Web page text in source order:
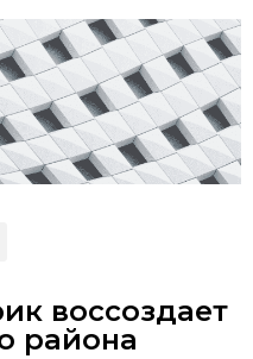
воссоздает
района